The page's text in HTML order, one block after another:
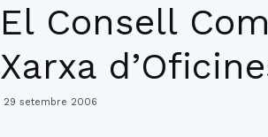
El Consell
Xarxa
29 setembre 2006